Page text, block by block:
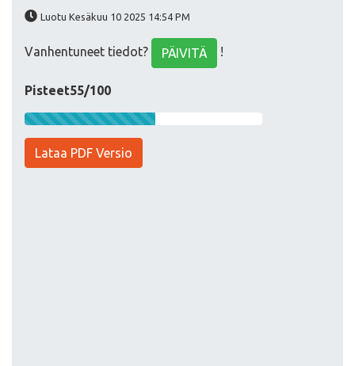
Luotu Kesäkuu 10 2025 14:54 PM
Vanhentuneet tiedot? PÄIVITÄ !
Pisteet55/100
Lataa PDF Versio